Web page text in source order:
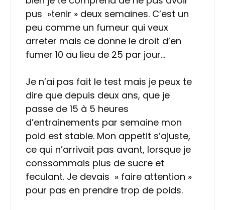
pus »tenir » deux semaines. C’est un
peu comme un fumeur qui veux
arreter mais ce donne le droit d’en
fumer 10 au lieu de 25 par jour…
Je n’ai pas fait le test mais je peux te
dire que depuis deux ans, que je
passe de 15 à 5 heures
d’entrainements par semaine mon
poid est stable. Mon appetit s’ajuste,
ce qui n’arrivait pas avant, lorsque je
conssommais plus de sucre et
feculant. Je devais » faire attention »
pour pas en prendre trop de poids.